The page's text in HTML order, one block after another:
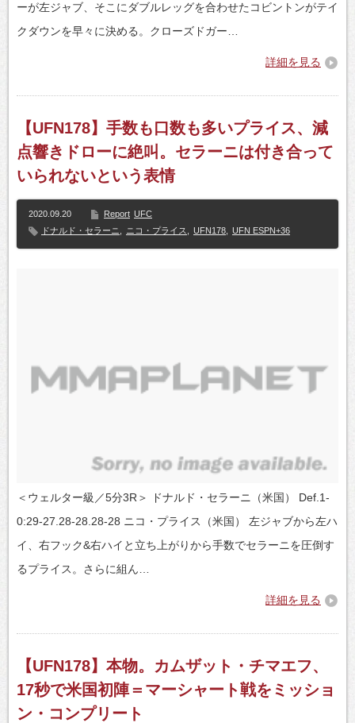
ーが左ジャブ、そこにダブルレッグを合わせたコビントンがテイ
クダウンを早々に決める。クローズドガー…
詳細を見る
【UFN178】手数も口数も多いプライス、減
点響きドローに絶叫。セラーニは付き合って
いられないという表情
2020.09.20 Report UFC
ドナルド・セラーニ
ニコ・プライス UFN178 UFN ESPN+36
＜ウェルター級／5分3R＞ ドナルド・セラーニ（米国） Def.1-
0:29-27.28-28.28-28 ニコ・プライス（米国） 左ジャブから左ハ
イ、右フック&右ハイと立ち上がりから手数でセラーニを圧倒す
るプライス。さらに組ん…
詳細を見る
【UFN178】本物。カムザット・チマエフ、
17秒で米国初陣＝マーシャート戦をミッショ
ン・コンプリート